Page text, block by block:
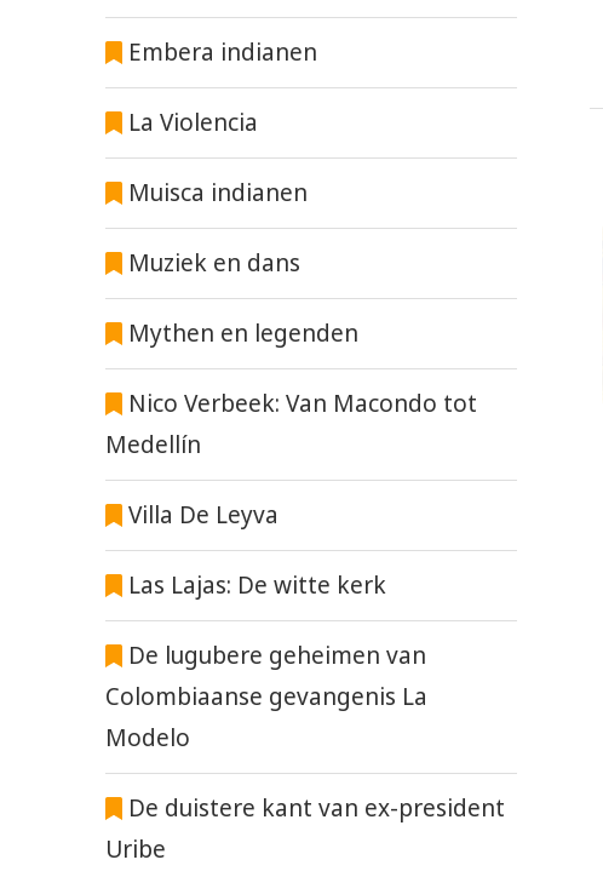
COLOMBIA VOOR
26 mei 2026
Embera indianen
La Violencia
Muisca indianen
Muziek en dans
Mythen en legenden
Nico Verbeek: Van Macondo tot
Medellín
Villa De Leyva
Las Lajas: De witte kerk
De lugubere geheimen van
Colombiaanse gevangenis La
Modelo
De duistere kant van ex-president
Uribe